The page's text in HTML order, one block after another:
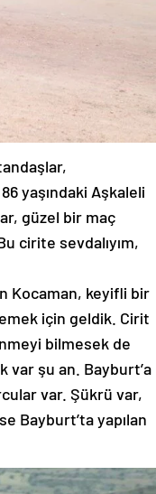
yaşındaki Aşkaleli
güzel bir maç
cirite sevdalıyım,
Kocaman, keyifli bir
için geldik. Cirit
bilmesek de
var şu an. Bayburt’a
var. Şükrü var,
Bayburt’ta yapılan